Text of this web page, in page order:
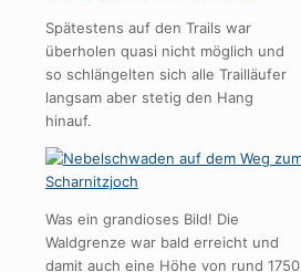
Spätestens auf den Trails war
überholen quasi nicht möglich und
so schlängelten sich alle Trailläufer
langsam aber stetig den Hang
hinauf.
Was ein grandioses Bild! Die
Waldgrenze war bald erreicht und
damit auch eine Höhe von rund 1750